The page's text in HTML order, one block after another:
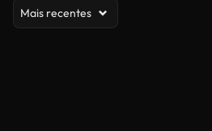
Mais recentes